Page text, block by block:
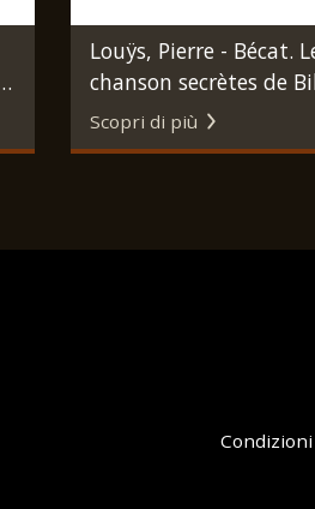
Louÿs, Pierre - Bécat.
chanson secrètes de
Parigi, Marcel
Scopri di più